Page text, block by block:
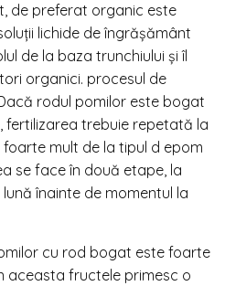
de preferat organic este
lichide de îngrășământ
de la baza trunchiului și îl
organici. procesul de
rodul pomilor este bogat
fertilizarea trebuie repetată la
foarte mult de la tipul d epom
se face în două etape, la
înainte de momentul la
cu rod bogat este foarte
aceasta fructele primesc o